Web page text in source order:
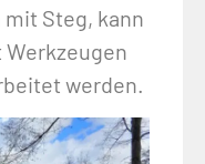
Steg, kann
werden.